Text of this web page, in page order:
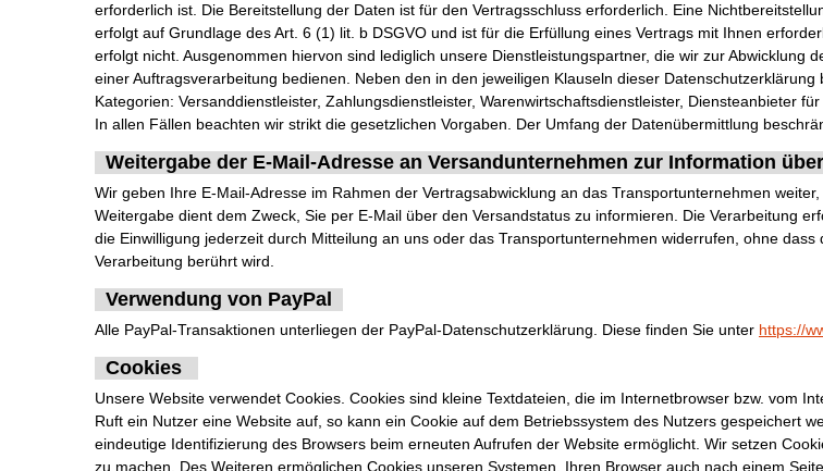
erforderlich ist. Die Bereitstellung der Daten ist für den Vertragsschluss erforderlich. Eine
erfolgt auf Grundlage des Art. 6 (1) lit. b DSGVO und ist für die Erfüllung eines Vertrags mit Ihnen
erfolgt nicht. Ausgenommen hiervon sind lediglich unsere Dienstleistungspartner, die wir zur Abwicklung
einer Auftragsverarbeitung bedienen. Neben den in den jeweiligen Klauseln dieser
Kategorien: Versanddienstleister, Zahlungsdienstleister, Warenwirtschaftsdienstleister, Diensteanbieter
In allen Fällen beachten wir strikt die gesetzlichen Vorgaben. Der Umfang der Datenübermittlung
Weitergabe der E-Mail-Adresse an Versandunternehmen zur Information
Wir geben Ihre E-Mail-Adresse im Rahmen der Vertragsabwicklung an das Transportunternehmen
Weitergabe dient dem Zweck, Sie per E-Mail über den Versandstatus zu informieren. Die Verarbeitung
die Einwilligung jederzeit durch Mitteilung an uns oder das Transportunternehmen widerrufen, ohne
Verarbeitung berührt wird.
Verwendung von PayPal
Alle PayPal-Transaktionen unterliegen der PayPal-Datenschutzerklärung. Diese finden Sie unter https://
Cookies
Unsere Website verwendet Cookies. Cookies sind kleine Textdateien, die im Internetbrowser bzw. vom
Ruft ein Nutzer eine Website auf, so kann ein Cookie auf dem Betriebssystem des Nutzers gespeichert
eindeutige Identifizierung des Browsers beim erneuten Aufrufen der Website ermöglicht. Wir setzen
zu machen. Des Weiteren ermöglichen Cookies unseren Systemen, Ihren Browser auch nach einem